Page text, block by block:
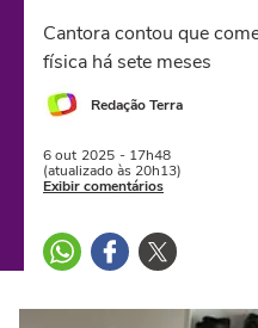
Cantora contou que
física há sete meses
Redação Terra
6 out 2025 - 17h48
(atualizado às 20h13)
Exibir comentários